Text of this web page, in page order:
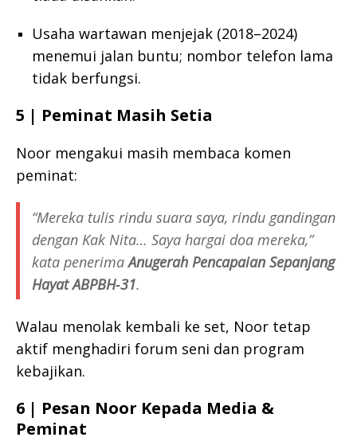
Usaha wartawan menjejak (2018–2024)
menemui jalan buntu; nombor telefon lama
tidak berfungsi.
5 | Peminat Masih Setia
Noor mengakui masih membaca komen
peminat:
“Mereka tulis rindu suara saya, rindu gandingan
dengan Kak Nita… Saya hargai doa mereka,”
kata penerimaAnugerah Pencapaian Sepanjang
Hayat ABPBH‑31.
Walau menolak kembali ke set, Noor tetap
aktif menghadiri forum seni dan program
kebajikan.
6 | Pesan Noor Kepada Media &
Peminat